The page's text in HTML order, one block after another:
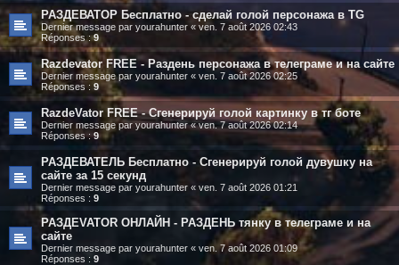
РАЗДЕВАТОР Бесплатно - сделай голой персонажа в TG
Dernier message par yourahunter « ven. 7 août 2026 02:43
Réponses :9
Razdevator FREE - Раздень персонажа в телеграме и на сайте
Dernier message par yourahunter « ven. 7 août 2026 02:25
Réponses : 9
RazdeVator FREE - Сгенерируй голой картинку в тг боте
Dernier message paryourahunter«ven. 7 août 2026 02:14
Réponses :9
РАЗДЕВАТЕЛЬ Бесплатно - Сгенерируй голой дувушку на
сайте за 15 секунд
Dernier message par yourahunter « ven. 7 août 2026 01:21
Réponses : 9
РАЗДЕVATOR ОНЛАЙН - РАЗДЕНЬ тянку в телеграме и на
сайте
Dernier message par yourahunter « ven. 7 août 2026 01:09
Réponses : 9